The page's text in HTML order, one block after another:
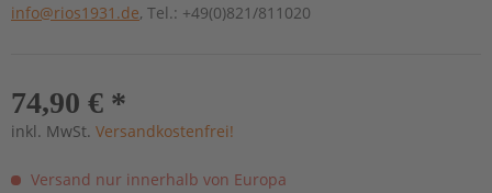
info@rios1931.de, Tel.: +49(0)821/811020
74,90 € *
inkl. MwSt. Versandkostenfrei!
Versand nur innerhalb von Europa